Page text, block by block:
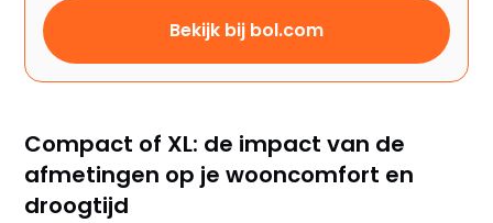
Bekijk bij bol.com
Compact of XL: de impact van de
afmetingen op je wooncomfort en
droogtijd